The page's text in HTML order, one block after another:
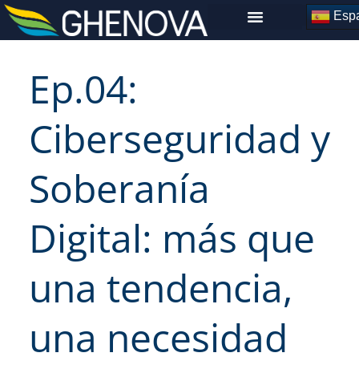
Skip
Ep.04:
Ciberseguridad y
Soberanía
Digital: más que
una tendencia,
una necesidad